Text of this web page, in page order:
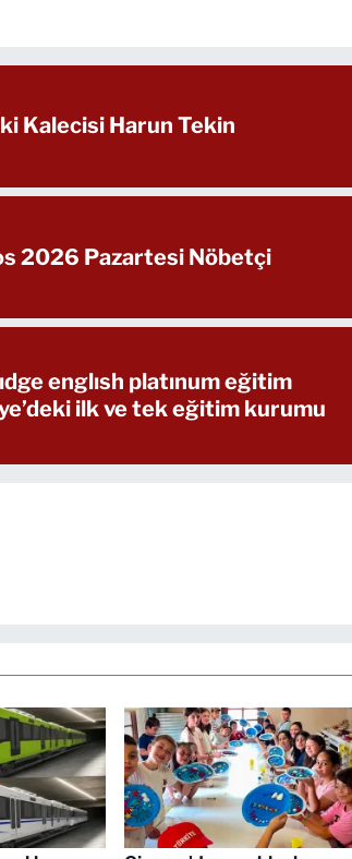
Kalecisi Harun Tekin
2026 Pazartesi Nöbetçi
englısh platınum eğitim
ilk ve tek eğitim kurumu